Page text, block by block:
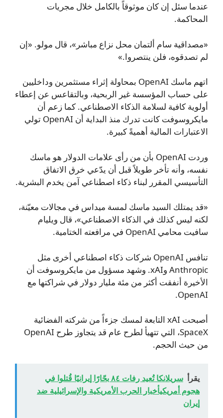
عندما سئل إن كان موثوقاً بالكامل خلال مجريات
المحاكمة.
«مصداقية سام ألتمان محل نزاع مباشر»، قال مولو. «إن
لم تصدقوه، فلن ينتصروا.»
اتهم ماسك OpenAI بمحاولة إثراء مستثمرين وداخليين
على حساب المؤسسة غير الربحية، وبالتقاعس عن إعطاء
أولوية كافية لسلامة الذكاء الاصطناعي. كما زعم أن
مايكروسوفت كانت تدرك منذ البداية أن OpenAI تولي
الاعتبارات المالية أهميةً كبيرة.
وردت OpenAI بأن من رأى علامات الدولار هو ماسك
نفسه، وأنه تأخر طويلاً قبل أن يدّعي خرق الاتفاق
التأسيسي المقرر لبناء ذكاء اصطناعي آمن يخدم البشرية.
«قد يمتلك السيد ماسك لمسة ميداس في مجالات معيّنة،
لكنه ليس كذلك في الذكاء الاصطناعي»، قال ويليام
سافيت محامي OpenAI في مرافعته الختامية.
تنافس OpenAI شركات ذكاء اصطناعي أخرى مثل
Anthropic وxAI. وشهد مسؤول من مايكروسوفت أن
الأخيرة أنفقت أكثر من مئة مليار دولار في شراكتها مع
OpenAI.
أصبحت xAI التابعة لمسك جزءاً من شركته الفضائية
SpaceX، التي تتهيأ لطرح عام قد يتجاوز طرح OpenAI
من حيث الحجم.
يقرأ
سريلانكا تُعيد رفات ٨٤ بحّارًا إيرانيًا قُتلوا في
هجوم أمريكيأخبار الحرب الأمريكية والإسرائيلية ضد
إيران